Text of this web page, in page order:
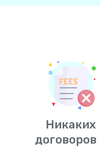
Никаких
договоров